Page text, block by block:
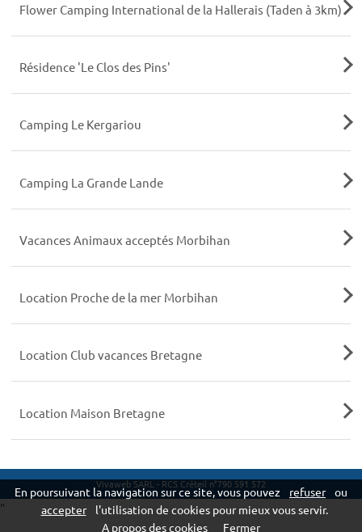
Flower Camping International de la Hallerais (Taden à 3km)
Résidence 'Le Clos des Pins'
Camping Le Kergariou
Camping La Grande Lande
Vacances Animaux acceptés Morbihan
Location Proche de la mer Morbihan
Location Club vacances Bretagne
Location Maison Bretagne
Vivaweb SARL - RCS Créteil n°790 591 572
En poursuivant la navigation sur ce site, vous pouvez refuser
ou
accepter
l'utilisation de cookies pour mieux vous servir.
A propos des cookies
Fermer
"